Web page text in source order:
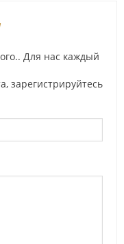
Для нас каждый
зарегистрируйтесь